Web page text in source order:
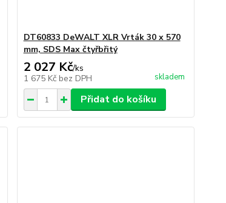
DT60833 DeWALT XLR Vrták 30 x 570
mm, SDS Max čtyřbřitý
2 027 Kč/ks
1 675 Kč bez DPH skladem
Přidat do košíku